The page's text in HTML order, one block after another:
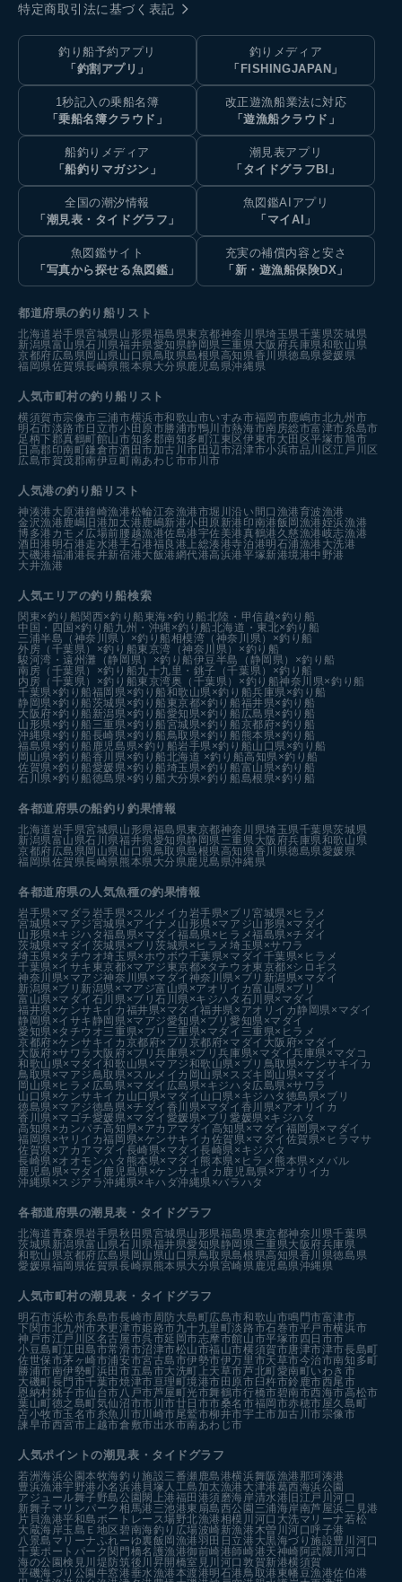
特定商取引法に基づく表記
釣り船予約アプリ
「釣割アプリ」
釣りメディア
「FISHINGJAPAN」
1秒記入の乗船名簿
「乗船名簿クラウド」
改正遊漁船業法に対応
「遊漁船クラウド」
船釣りメディア
「船釣りマガジン」
潮見表アプリ
「タイドグラフBI」
全国の潮汐情報
「潮見表・タイドグラフ」
魚図鑑AIアプリ
「マイAI」
魚図鑑サイト
「写真から探せる魚図鑑」
充実の補償内容と安さ
「新・遊漁船保険DX」
都道府県の釣り船リスト
北海道岩手県宮城県山形県福島県東京都神奈川県埼玉県千葉県茨城県
新潟県富山県石川県福井県愛知県静岡県三重県大阪府兵庫県和歌山県
京都府広島県岡山県山口県鳥取県島根県高知県香川県徳島県愛媛県
福岡県佐賀県長崎県熊本県大分県鹿児島県沖縄県
人気市町村の釣り船リスト
横須賀市宗像市三浦市横浜市和歌山市いすみ市福岡市鹿嶋市北九州市
明石市淡路市日立市小田原市勝浦市鴨川市熱海市南房総市富津市糸島市
足柄下郡真鶴町館山市知多郡南知多町江東区伊東市大田区平塚市旭市
日高郡印南町鎌倉市酒田市加古川市田辺市沼津市小浜市品川区江戸川区
広島市賀茂郡南伊豆町南あわじ市市川市
人気港の釣り船リスト
神湊港 大原港鐘崎漁港松輪江奈漁港市堀川沿い 間口漁港育波漁港
金沢漁港鹿嶋旧港加太港鹿嶋新港小田原新港 印南港飯岡漁港姪浜漁港
博多港カモメ広場前腰越漁港佐島港宇佐美港真鶴港 久慈漁港岐志漁港
酒田港 明石港走水港手石港福良港 上総湊港寺泊港明石浦漁港 大洗港
大磯港福浦港長井新宿港大飯港網代港高浜港平塚新港境港中野港
大井漁港
人気エリアの釣り船検索
関東×釣り船関西×釣り船 東海×釣り船北陸・甲信越×釣り船
中国・四国×釣り船 九州・沖縄×釣り船北海道・東北×釣り船
三浦半島（神奈川県）×釣り船相模湾（神奈川県）×釣り船
外房（千葉県）×釣り船東京湾（神奈川県）×釣り船
駿河湾・遠州灘（静岡県）×釣り船伊豆半島（静岡県）×釣り船
南房（千葉県）×釣り船九十九里・銚子（千葉県）×釣り船
内房（千葉県）×釣り船東京湾奥（千葉県）×釣り船神奈川県×釣り船
千葉県×釣り船福岡県×釣り船和歌山県×釣り船兵庫県×釣り船
静岡県×釣り船茨城県×釣り船 東京都×釣り船福井県×釣り船
大阪府×釣り船 新潟県×釣り船愛知県×釣り船 広島県×釣り船
山形県×釣り船 三重県×釣り船宮城県×釣り船京都府×釣り船
沖縄県×釣り船長崎県×釣り船鳥取県×釣り船 熊本県×釣り船
福島県×釣り船 鹿児島県×釣り船岩手県×釣り船山口県×釣り船
岡山県×釣り船香川県×釣り船北海道 ×釣り船高知県×釣り船
佐賀県×釣り船愛媛県×釣り船埼玉県×釣り船富山県×釣り船
石川県×釣り船徳島県×釣り船 大分県×釣り船島根県×釣り船
各都道府県の船釣り釣果情報
北海道岩手県宮城県山形県福島県東京都神奈川県埼玉県千葉県茨城県
新潟県富山県石川県福井県愛知県静岡県三重県大阪府兵庫県和歌山県
京都府広島県岡山県山口県鳥取県島根県高知県香川県徳島県愛媛県
福岡県佐賀県長崎県熊本県大分県鹿児島県沖縄県
各都道府県の人気魚種の釣果情報
岩手県×マダラ 岩手県×スルメイカ 岩手県×ブリ宮城県×ヒラメ
宮城県×マアジ宮城県×アイナメ 山形県×マアジ山形県×マダイ
山形県×キジハタ福島県×マダイ福島県×ヒラメ福島県×チダイ
茨城県×マダイ 茨城県×ブリ茨城県×ヒラメ埼玉県×サワラ
埼玉県×タチウオ埼玉県×ホウボウ 千葉県×マダイ 千葉県×ヒラメ
千葉県×イサキ 東京都×マアジ 東京都×タチウオ東京都×シロギス
神奈川県×マアジ神奈川県×マダイ 神奈川県×ブリ 新潟県×マダイ
新潟県×ブリ 新潟県×マアジ富山県×アオリイカ富山県×ブリ
富山県×マダイ 石川県×ブリ石川県×キジハタ 石川県×マダイ
福井県×ケンサキイカ 福井県×マダイ福井県×アオリイカ静岡県×マダイ
静岡県×イサキ静岡県×マアジ愛知県×ブリ愛知県×マダイ
愛知県×タチウオ三重県×ブリ 三重県×マダイ 三重県×ヒラメ
京都府×ケンサキイカ 京都府×ブリ 京都府×マダイ 大阪府×マダイ
大阪府×サワラ 大阪府×ブリ兵庫県×ブリ兵庫県×マダイ兵庫県×マダコ
和歌山県×マダイ和歌山県×マアジ和歌山県×ブリ 鳥取県×ケンサキイカ
鳥取県×マアジ鳥取県×スルメイカ 岡山県×スズキ 岡山県×マダイ
岡山県×ヒラメ 広島県×マダイ 広島県×キジハタ 広島県×サワラ
山口県×ケンサキイカ 山口県×マダイ 山口県×キジハタ 徳島県×ブリ
徳島県×マアジ徳島県×チダイ 香川県×マダイ 香川県×アオリイカ
香川県×マゴチ愛媛県×マダイ 愛媛県×ブリ愛媛県×キジハタ
高知県×カンパチ高知県×アカアマダイ 高知県×マダイ 福岡県×マダイ
福岡県×ヤリイカ福岡県×ケンサキイカ 佐賀県×マダイ 佐賀県×ヒラマサ
佐賀県×アカアマダイ 長崎県×マダイ長崎県×キジハタ
長崎県×オオモンハタ 熊本県×マダイ 熊本県×ヒラメ 熊本県×メバル
鹿児島県×マダイ 鹿児島県×ケンサキイカ 鹿児島県×アオリイカ
沖縄県×スジアラ沖縄県×キハダ沖縄県×バラハタ
各都道府県の潮見表 ・タイドグラフ
北海道青森県岩手県秋田県宮城県山形県福島県東京都神奈川県千葉県
茨城県新潟県富山県石川県福井県愛知県静岡県三重県大阪府兵庫県
和歌山県京都府広島県岡山県山口県鳥取県島根県高知県香川県徳島県
愛媛県福岡県佐賀県長崎県熊本県大分県宮崎県鹿児島県沖縄県
人気市町村の潮見表・タイドグラフ
明石市浜松市糸島市長崎市周防大島町広島市和歌山市鳴門市富津市
下関市北九州市木更津市姫路市九十九里町淡路市石巻市平戸市横浜市
神戸市江戸川区名古屋市呉市延岡市志摩市館山市平塚市四日市市
小豆島町江田島市常滑市沼津市松山市福山市横須賀市唐津市津市長島町
佐世保市茅ヶ崎市浦安市宮古島市伊勢市伊万里市天草市今治市南知多町
勝浦市南伊勢町浜田市五島市大洗町 上天草市芦北町愛南町いわき市
大磯町長門市千葉市焼津市亘理町境港市田原市臼杵市鈴鹿市西尾市
恩納村銚子市仙台市八戸市芦屋町光市舞鶴市行橋市碧南市西海市高松市
葉山町徳之島町気仙沼市市川市廿日市市桑名市福岡市赤穂市屋久島町
苫小牧市玉名市糸魚川市川崎市尾鷲市柳井市宇土市加古川市宗像市
諫早市西宮市 上越市倉敷市出水市南あわじ市
人気ポイントの潮見表・タイドグラフ
若洲海浜公園本牧海釣り施設三番瀬 鹿島港横浜舞阪漁港 那珂湊港
豊浜漁港宇野港小名浜港 貝塚人工島 加太漁港 大津港葛西海浜公園
アジュール舞子野島公園閖上港福田港須磨海岸清水港 旧江戸川河口
新舞子マリンパーク 相馬港 三池港東扇島西公園 三浦海岸南芦屋浜二見港
片貝漁港平和島ボートレース場野北漁港相模川河口 大洗マリーナ若松
大蔵海岸玉島Ｅ地区碧南海釣り広場波崎新漁港木曽川河口呼子港
八景島マリーナふれーゆ裏飯岡漁港羽田 日立港 大黒海づり施設豊川河口
千葉ポートパーク関門橋名護漁港御前崎港師崎港天神崎阿武隈川河口
海の公園検見川堤防筑後川昇開橋室見川河口敦賀新港横須賀
平磯海づり公園牛窓港垂水漁港本渡港明石港鳥取港 東幡豆漁港佐伯港